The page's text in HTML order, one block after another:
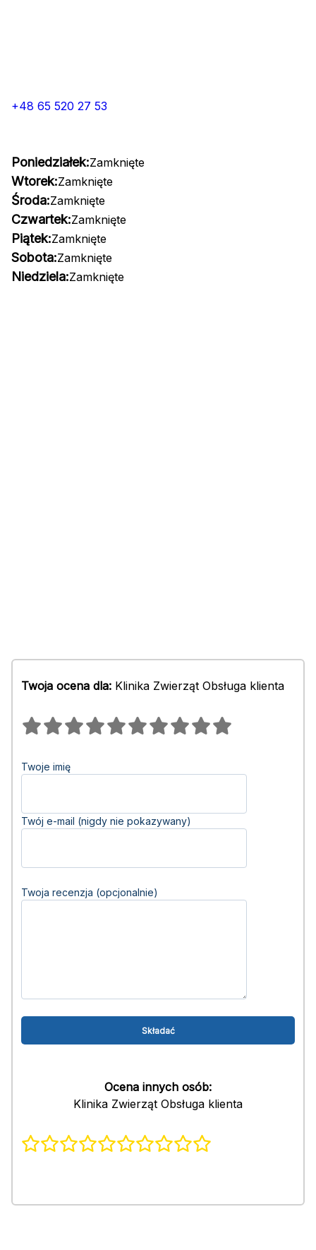
+48 65 520 27 53
Poniedziałek:Zamknięte
Wtorek:Zamknięte
Środa:Zamknięte
Czwartek:Zamknięte
Piątek:Zamknięte
Sobota:Zamknięte
Niedziela:Zamknięte
Twoja ocena dla: Klinika Zwierząt Obsługa klienta
Twoje imię
Twój e-mail (nigdy nie pokazywany)
Twoja recenzja (opcjonalnie)
Ocena innych osób:
Klinika Zwierząt Obsługa klienta